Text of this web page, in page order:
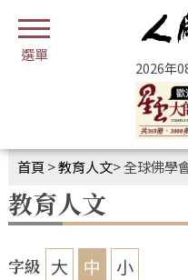
2026年
首頁 >教育人文>全球佛學
教育人文
字級 大 中 小